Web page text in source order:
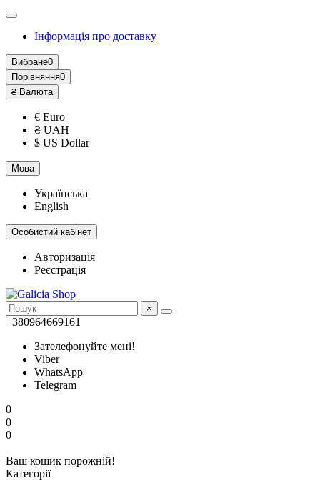
Інформація про доставку
Вибране0
Порівняння0
₴ Валюта
€ Euro
₴ UAH
$ US Dollar
Мова
Українська
English
Особистий кабінет
Авторизація
Реєстрація
×
+380964669161
Зателефонуйте мені!
Viber
WhatsApp
Telegram
0
0
0
Ваш кошик порожній!
Категорії